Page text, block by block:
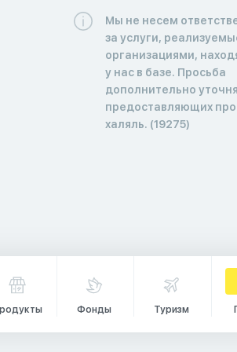
Мы не несем
за услуги,
организациями,
у нас в базе. Просьба
дополнительно
предоставляющих
халяль. (19275)
Фонды Туризм